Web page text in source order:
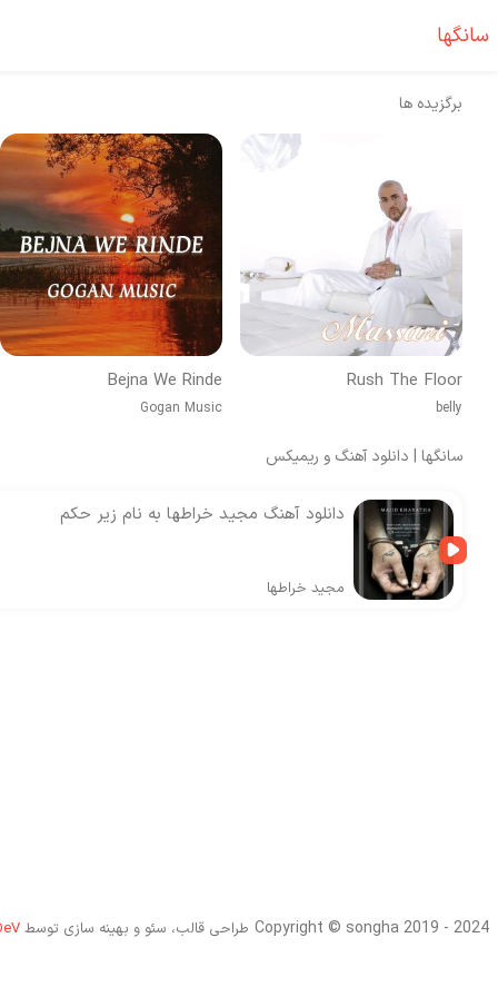
سانگها
برگزیده ها
Rush The Floor
belly
Bejna We Rinde
Gogan Music
سانگها | دانلود آهنگ و ریمیکس
دانلود آهنگ مجید خراطها به نام زیر حکم
مجید خراطها
Copyright © songha 2019 - 2024 طراحی قالب، سئو و بهینه سازی توسط